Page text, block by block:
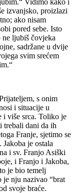
izvanjsko, proizlazi
ako nisam
pored sebe. Isto
ljubiš čovjeka
sadržane u dvije
svim srećem
s onim
i situacije u
i više srca. Toliko je
trebali dani da ih
Franje, sjetimo se
je ostala
i sv. Franjo Asiški
i Franjo i Jakoba,
je bio temelj
nju nazivao “brat
svoje braće.